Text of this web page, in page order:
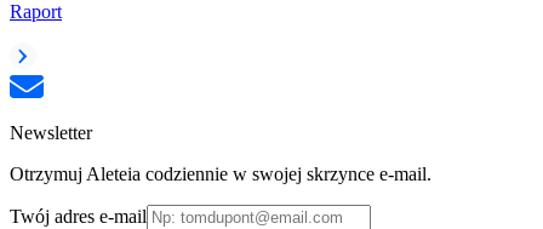
Raport
Newsletter
Otrzymuj Aleteia codziennie w swojej skrzynce e-mail.
Twój adres e-mail